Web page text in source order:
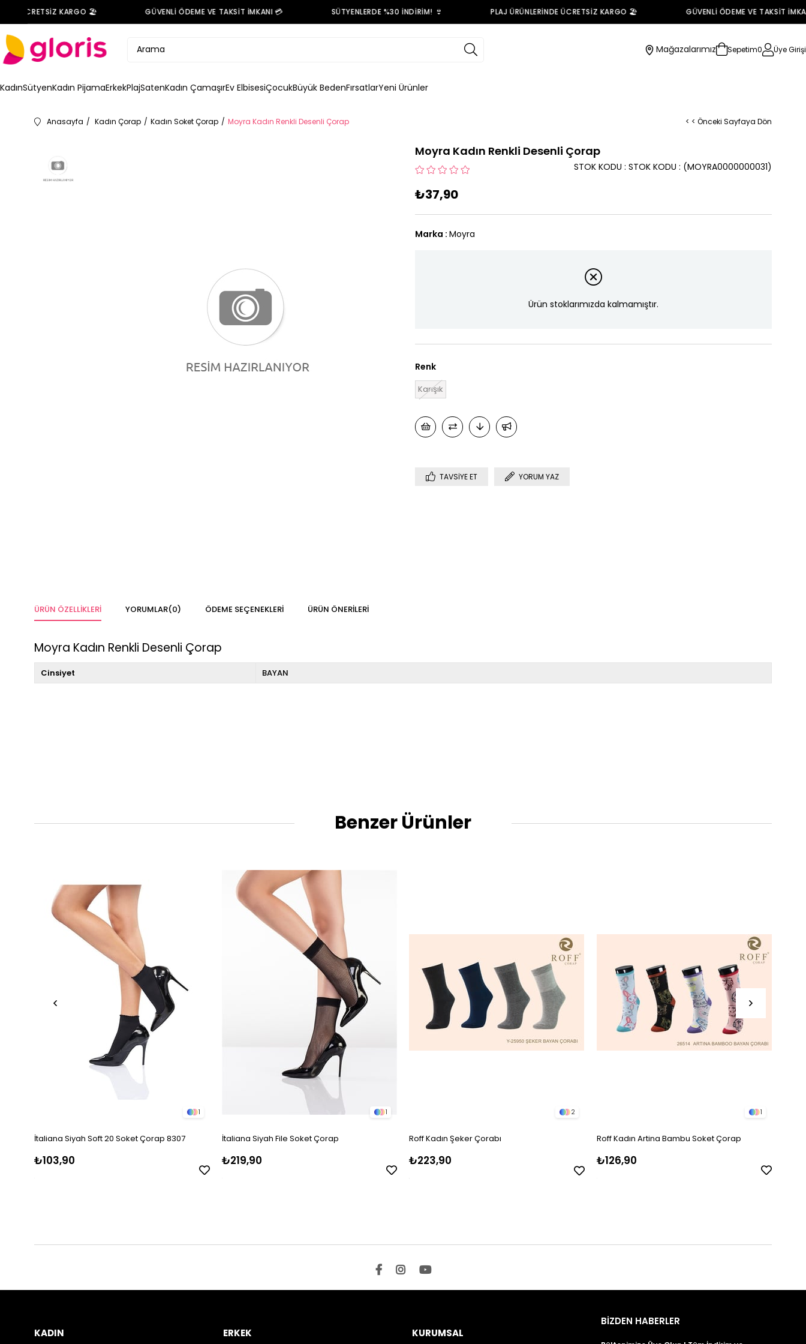
ÜCRETSİZ KARGO 🏖️ GÜVENLİ ÖDEME VE TAKSİT İMKANI 💳 SÜTYENLERDE %30 İNDİRİM! 👙 PLAJ ÜRÜNLERİNDE ÜCRETSİZ KARGO 🏖️ GÜVENLİ ÖDEME VE TAKSİT
Mağazalarımız Sepetim0 Üye Girişi
KadınSütyenKadın PijamaErkekPlajSatenKadın ÇamaşırEv ElbisesiÇocukBüyük BedenFırsatlarYeni Ürünler
Anasayfa Kadın Çorap Kadın Soket Çorap Moyra Kadın Renkli Desenli Çorap < < Önceki Sayfaya Dön
Moyra Kadın Renkli Desenli Çorap
(MOYRA0000000031)
STOK KODU STOK KODU
₺37,90
Marka : Moyra
Ürün stoklarımızda kalmamıştır.
Renk
Karışık
TAVSIYE ET YORUM YAZ
ÜRÜN ÖZELLIKLERI YORUMLAR(0) ÖDEME SEÇENEKLERI ÜRÜN ÖNERILERI
Moyra Kadın Renkli Desenli Çorap
Cinsiyet BAYAN
Benzer Ürünler
1
İtaliana Siyah Soft 20 Soket Çorap 8307
₺103,90
1
İtaliana Siyah File Soket Çorap
₺219,90
2
Roff Kadın Şeker Çorabı
₺223,90
1
Roff Kadın Artina Bambu Soket Çorap
₺126,90
KADIN ERKEK KURUMSAL
BİZDEN HABERLER